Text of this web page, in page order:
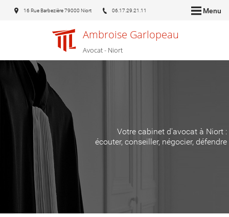
Menu
Ambroise Garlopeau
Avocat - Niort
16 Rue Barbezière 79000 Niort 06.17.29.21.11
Votre cabinet d'avocat à Niort :
écouter, conseiller, négocier, défendre